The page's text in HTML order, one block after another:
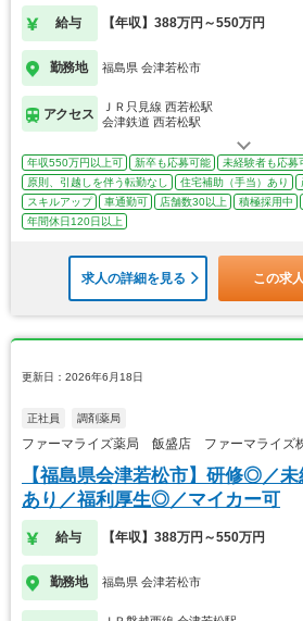
給与 【年収】388万円～550万円
勤務地 福島県 会津若松市
アクセス
ＪＲ只見線 西若松駅
会津鉄道 西若松駅
年収550万円以上可 新卒も応募可能
未経験者も応募
原則、引越しを伴う転勤なし
住宅補助（手当）あり
スキルアップ
車通勤可 店舗数30以上 積極採用中
年間休日120日以上
求人の詳細を見る この求
更新日：2026年6月18日
正社員 調剤薬局
ファーマライズ薬局 飯盛店 ファーマライズ
【福島県会津若松市】研修◎／
あり／福利厚生◎／マイカー可
給与 【年収】388万円～550万円
勤務地 福島県 会津若松市